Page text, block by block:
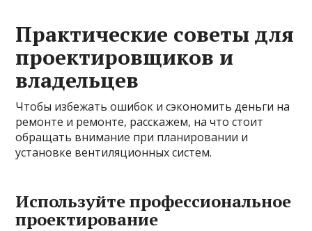
Практические советы для
проектировщиков и
владельцев
Чтобы избежать ошибок и сэкономить деньги на
ремонте и ремонте, расскажем, на что стоит
обращать внимание при планировании и
установке вентиляционных систем.
Используйте профессиональное
проектирование